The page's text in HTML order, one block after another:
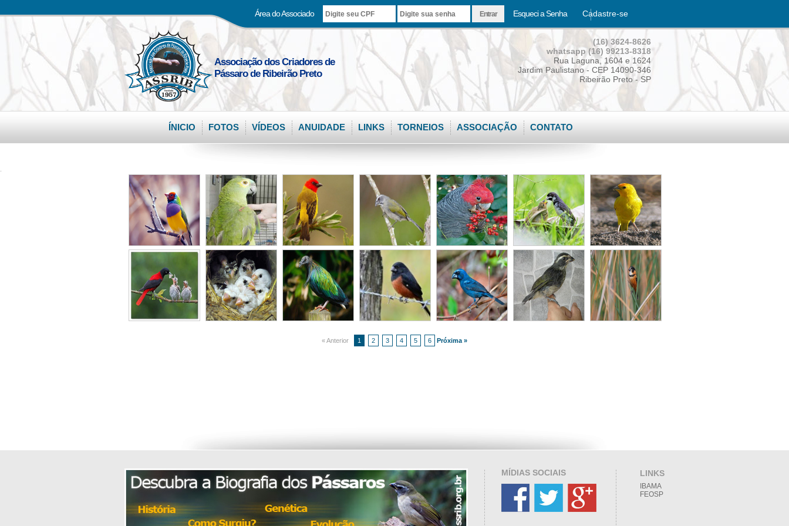
Área do Associado Esqueci a Senha Cadastre-se
Associação dos Criadores de
Pássaro de Ribeirão Preto
(16) 3624-8626
whatsapp (16) 99213-8318
Rua Laguna, 1604 e 1624
Jardim Paulistano - CEP 14090-346
Ribeirão Preto - SP
ÍNICIO FOTOS VÍDEOS ANUIDADE LINKS TORNEIOS ASSOCIAÇÃO CONTATO
« Anterior 1 2 3 4 5 6 Próxima »
MÍDIAS SOCIAIS LINKS
IBAMA
FEOSP